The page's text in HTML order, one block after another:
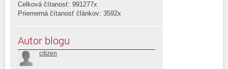
Celková čítanosť: 991277x
Priemerná čítanosť článkov: 3592x
Autor blogu
citizen